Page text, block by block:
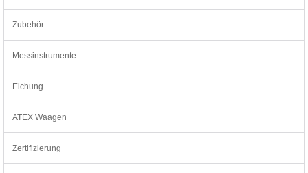
Zubehör
Messinstrumente
Eichung
ATEX Waagen
Zertifizierung